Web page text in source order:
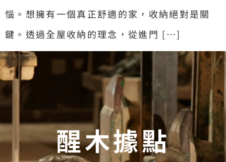
惱。想擁有一個真正舒適的家，收納絕對是關
鍵。透過全屋收納的理念，從進門 […]
醒木據點